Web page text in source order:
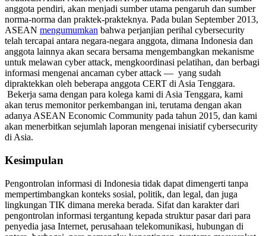
anggota pendiri, akan menjadi sumber utama pengaruh dan sumber
norma-norma dan praktek-prakteknya. Pada bulan September 2013,
ASEAN mengumumkan bahwa perjanjian perihal cybersecurity
telah tercapai antara negara-negara anggota, dimana Indonesia dan
anggota lainnya akan secara bersama mengembangkan mekanisme
untuk melawan cyber attack, mengkoordinasi pelatihan, dan berbagi
informasi mengenai ancaman cyber attack — yang sudah
dipraktekkan oleh beberapa anggota CERT di Asia Tenggara.
Bekerja sama dengan para kolega kami di Asia Tenggara, kami
akan terus memonitor perkembangan ini, terutama dengan akan
adanya ASEAN Economic Community pada tahun 2015, dan kami
akan menerbitkan sejumlah laporan mengenai inisiatif cybersecurity
di Asia.
Kesimpulan
Pengontrolan informasi di Indonesia tidak dapat dimengerti tanpa
mempertimbangkan konteks sosial, politik, dan legal, dan juga
lingkungan TIK dimana mereka berada. Sifat dan karakter dari
pengontrolan informasi tergantung kepada struktur pasar dari para
penyedia jasa Internet, perusahaan telekomunikasi, hubungan di